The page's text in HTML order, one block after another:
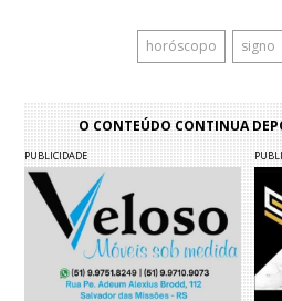
horóscopo signo
O CONTEÚDO CONTINUA
PUBLICIDADE